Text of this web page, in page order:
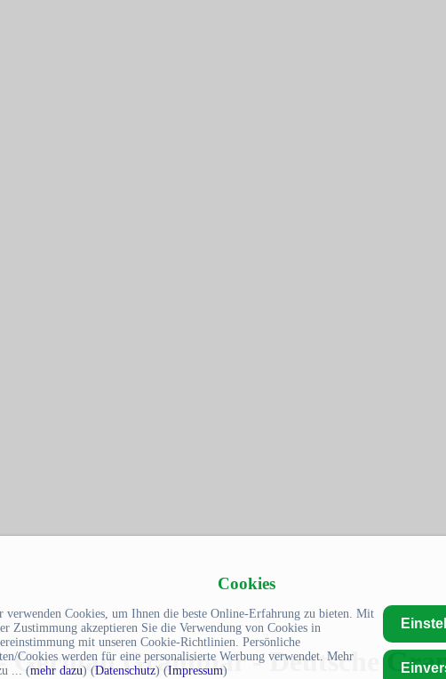
Cookies
verwenden Cookies, um Ihnen die beste Online-Erfahrung zu bieten. Mit
Zustimmung akzeptieren Sie die Verwendung von Cookies in
mit unseren Cookie-Richtlinien. Persönliche
Cookies werden für eine personalisierte Werbung verwendet. Mehr
... (mehr dazu) (Datenschutz) (Impressum)
Grammar - Deutsche